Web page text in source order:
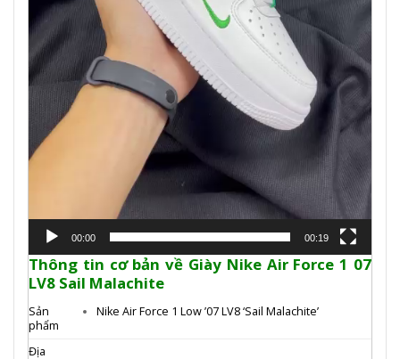
00:00 00:19
Thông tin cơ bản về Giày Nike Air Force 1 07
LV8 Sail Malachite
Sản
phẩm
Nike Air Force 1 Low ’07 LV8 ‘Sail Malachite’
Địa